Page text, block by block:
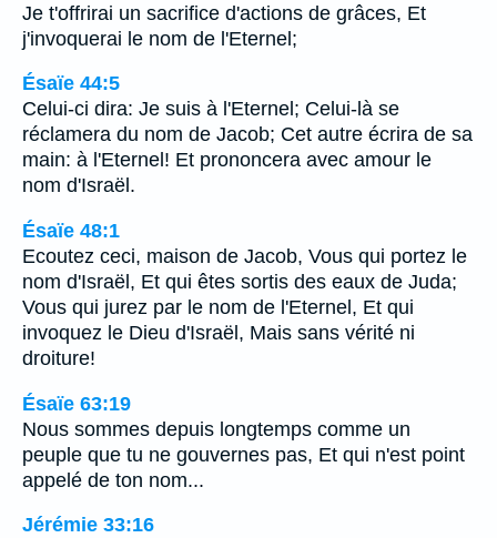
Je t'offrirai un sacrifice d'actions de grâces, Et
j'invoquerai le nom de l'Eternel;
Ésaïe 44:5
Celui-ci dira: Je suis à l'Eternel; Celui-là se
réclamera du nom de Jacob; Cet autre écrira de sa
main: à l'Eternel! Et prononcera avec amour le
nom d'Israël.
Ésaïe 48:1
Ecoutez ceci, maison de Jacob, Vous qui portez le
nom d'Israël, Et qui êtes sortis des eaux de Juda;
Vous qui jurez par le nom de l'Eternel, Et qui
invoquez le Dieu d'Israël, Mais sans vérité ni
droiture!
Ésaïe 63:19
Nous sommes depuis longtemps comme un
peuple que tu ne gouvernes pas, Et qui n'est point
appelé de ton nom...
Jérémie 33:16